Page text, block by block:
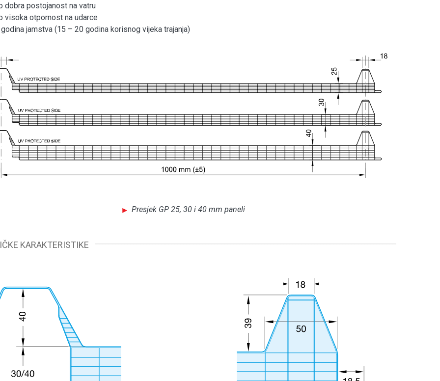
dobra postojanost na vatru
visoka otpornost na udarce
jamstva (15 – 20 godina korisnog vijeka trajanja)
Presjek GP 25, 30 i 40 mm paneli
KARAKTERISTIKE